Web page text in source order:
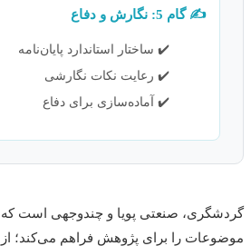
✍️ گام 5: نگارش و دفاع
✔️ ساختار استاندارد پایان‌نامه
✔️ رعایت نکات نگارشی
✔️ آماده‌سازی برای دفاع
گردشگری، صنعتی پویا و چندوجهی است
موضوعات را برای پژوهش فراهم می‌کند؛ از